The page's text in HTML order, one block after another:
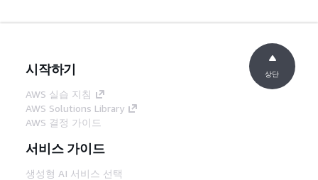
시작하기
AWS 실습 지침
AWS Solutions Library
AWS 결정 가이드
서비스 가이드
생성형 AI 서비스 선택
상단